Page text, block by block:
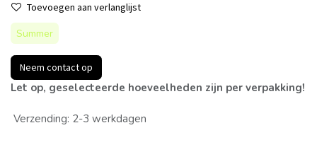
Toevoegen aan verlanglijst
Summer
Neem contact op
Let op, geselecteerde hoeveelheden zijn per verpakking!
Verzending: 2-3 werkdagen